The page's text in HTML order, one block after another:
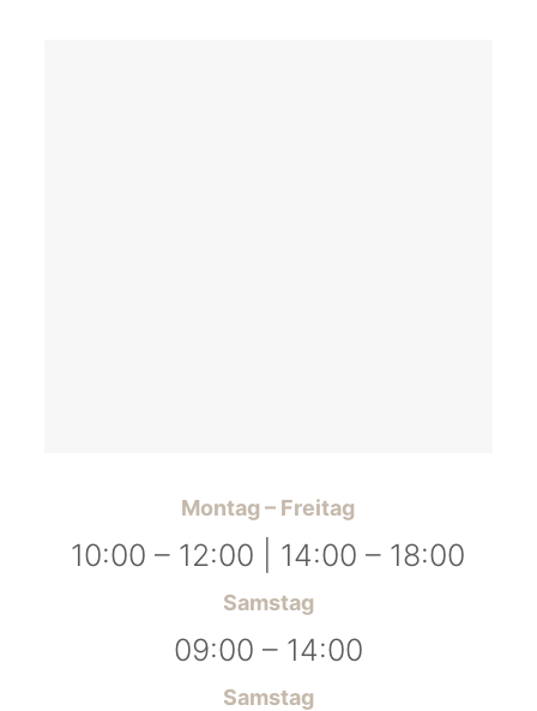
Montag – Freitag
10:00 – 12:00 | 14:00 – 18:00
Samstag
09:00 – 14:00
Samstag